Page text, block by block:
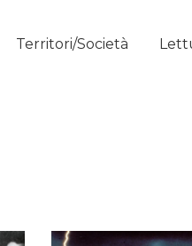
Territori/Società